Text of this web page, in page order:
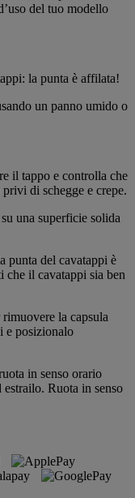
del tuo modello
la punta è affilata!
un panno umido o
il tappo e controlla che
di schegge e crepe.
una superficie solida
punta del cavatappi è
che il cavatappi sia ben
la capsula
e posizionalo
in senso orario
Ruota in senso